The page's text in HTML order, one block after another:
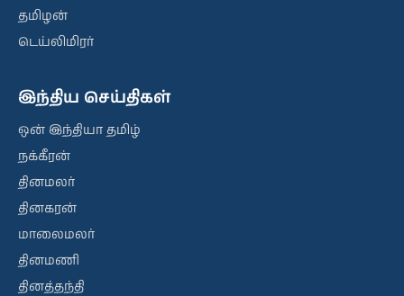
தமிழன்
டெய்லிமிரர்
இந்திய செய்திகள்
ஒன் இந்தியா தமிழ்
நக்கீரன்
தினமலர்
தினகரன்
மாலைமலர்
தினமணி
தினத்தந்தி